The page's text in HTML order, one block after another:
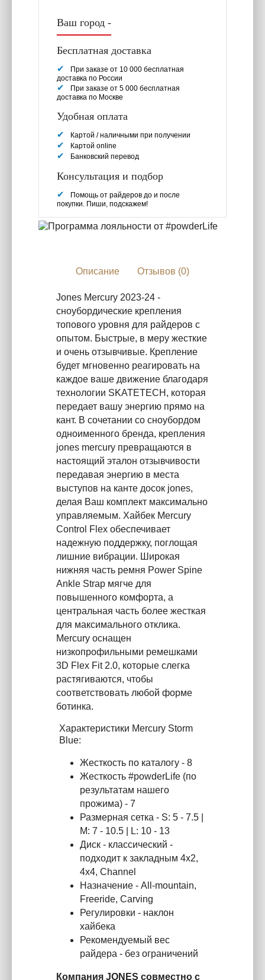
Ваш город -
Бесплатная доставка
При заказе от 10 000 бесплатная
доставка по России
При заказе от 5 000 бесплатная
доставка по Москве
Удобная оплата
Картой / наличными при получении
Картой online
Банковский перевод
Консультация и подбор
Помощь от райдеров до и после
покупки. Пиши, подскажем!
Описание Отзывов (0)
Jones Mercury 2023-24 -
сноубордические крепления
топового уровня для райдеров с
опытом. Быстрые, в меру жесткие
и очень отзывчивые. Крепление
будет мгновенно реагировать на
каждое ваше движение благодаря
технологии SKATETECH, которая
передает вашу энергию прямо на
кант. В сочетании со сноубордом
одноименного бренда, крепления
jones mercury превращаются в
настоящий эталон отзывчивости
передавая энергию в места
выступов на канте досок jones,
делая Ваш комплект максимально
управляемым. Хайбек Mercury
Control Flex обеспечивает
надежную поддержку, поглощая
лишние вибрации. Широкая
нижняя часть ремня Power Spine
Ankle Strap мягче для
повышенного комфорта, а
центральная часть более жесткая
для максимального отклика.
Mercury оснащен
низкопрофильными ремешками
3D Flex Fit 2.0, которые слегка
растягиваются, чтобы
соответствовать любой форме
ботинка.
Характеристики Mercury Storm
Blue:
Жесткость по каталогу - 8
Жесткость #powderLife (по
результатам нашего
прожима) - 7
Размерная сетка - S: 5 - 7.5 |
M: 7 - 10.5 | L: 10 - 13
Диск - классический -
подходит к закладным 4x2,
4x4, Channel
Назначение - All-mountain,
Freeride, Carving
Регулировки - наклон
хайбека
Рекомендуемый вес
райдера - без ограничений
Компания JONES совместно с